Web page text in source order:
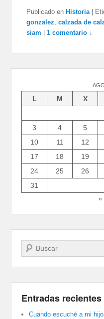
Publicado en Historia
gonzalez,calzada de
siam
|1 comentario ↓
L M X
3
4 5
10
11 12
17
18 19
24
25 26
31
«
Buscar
Entradas recientes
Cuando escuché a mi